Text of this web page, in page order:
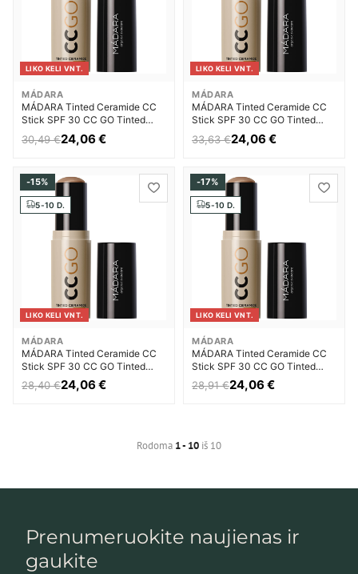
LIKO KELI VNT.
MÁDARA
MÁDARA Tinted Ceramide CC
Stick SPF 30 CC GO Tinted
Ceramide CC Stick 13 g - 35
True Beige Veido kremas su
30,49 €24,06 €
LIKO KELI VNT.
MÁDARA
MÁDARA Tinted Ceramide CC
Stick SPF 30 CC GO Tinted
Ceramide CC Stick 13 g - 80
Fudge Veido kremas su
33,63 €24,06 €
-15%
5-10 D.
LIKO KELI VNT.
MÁDARA
MÁDARA Tinted Ceramide CC
Stick SPF 30 CC GO Tinted
Ceramide CC Stick 13 g - 20
Ivory Veido kremas su atspalviu
28,40 €24,06 €
-17%
5-10 D.
LIKO KELI VNT.
MÁDARA
MÁDARA Tinted Ceramide CC
Stick SPF 30 CC GO Tinted
Ceramide CC Stick 13 g - 60
Olive Veido kremas su atspalviu
28,91 €24,06 €
Rodoma 1 - 10 iš 10
Prenumeruokite naujienas ir
gaukite